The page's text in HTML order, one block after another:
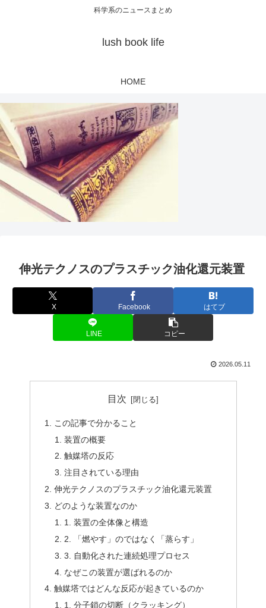
科学系のニュースまとめ
lush book life
HOME
伸光テクノスのプラスチック油化還元装置
X Facebook はてブ
LINE コピー
2026.05.11
目次
この記事で分かること
装置の概要
触媒塔の反応
注目されている理由
伸光テクノスのプラスチック油化還元装置
どのような装置なのか
1. 装置の全体像と構造
2. 「燃やす」のではなく「蒸らす」
3. 自動化された連続処理プロセス
なぜこの装置が選ばれるのか
触媒塔ではどんな反応が起きているのか
1. 分子鎖の切断（クラッキング）